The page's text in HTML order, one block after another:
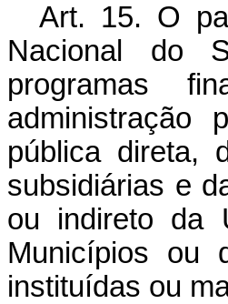
Art. 15. O
Nacional do
programas
administração
pública direta,
subsidiárias e
ou indireto da
Municípios ou
instituídas ou